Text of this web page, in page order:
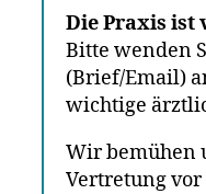
Die Praxis ist
Bitte wenden
(Brief/Email)
wichtige
Wir bemühen
Vertretung vor